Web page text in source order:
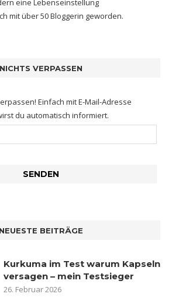
eine Lebenseinstellung
mitüber 50 Bloggerin geworden.
NICHTS VERPASSEN
Einfach mit E-Mail-Adresse
du automatisch informiert.
NEUESTE BEITRÄGE
Kurkuma im Test warum Kapseln
versagen – mein Testsieger
26. Februar 2026